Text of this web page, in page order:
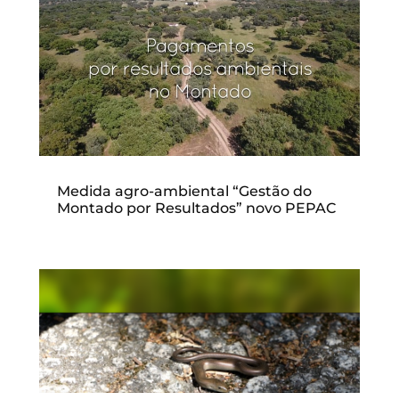
Medida agro-ambiental “Gestão do
Montado por Resultados” novo PEPAC